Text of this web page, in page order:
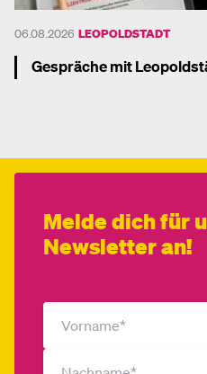
06.08.2026 LEOPOLDSTADT
Gespräche mit
Melde dich für
Newsletter an!